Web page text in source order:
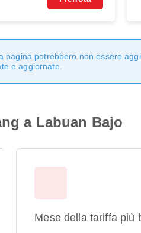
pagina potrebbero non essere
e aggiornate.
a Labuan Bajo
Mese della tariffa più